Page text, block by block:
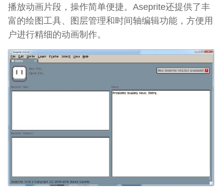
播放动画片段，操作简单便捷。Aseprite还提供了丰
富的绘图工具、图层管理和时间轴编辑功能，方便用
户进行精细的动画制作。